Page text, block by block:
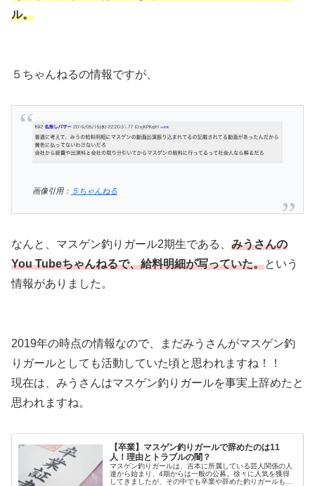
ル。
５ちゃんねるの情報ですが、
画像引用： ５ちゃんねる
なんと、マスゲン釣りガール2期生である、 みうさんの
You Tubeちゃんねるで、給料明細が写っていた。という
情報がありました。
2019年の時点の情報なので、まだみうさんがマスゲン釣
りガールとしても活動していた頃と思われますね！！
現在は、みうさんはマスゲン釣りガールを事実上辞めたと
思われますね。
【卒業】マスゲン釣りガールで辞めたのは11
人！理由とトラブルの闇？
マスゲン釣りガールは、吉本に所属している芸人関係の人
達から始まり、4期からは一般の公募。徐々に人気を獲得
してきましたが、その中でも卒業や辞めた釣りガールも出